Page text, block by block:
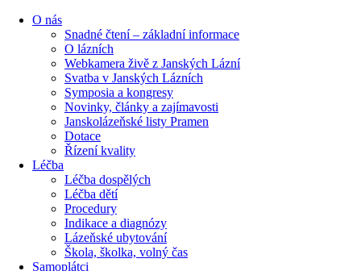
O nás
Snadné čtení – základní informace
O lázních
Webkamera živě z Janských Lázní
Svatba v Janských Lázních
Symposia a kongresy
Novinky, články a zajímavosti
Janskolázeňské listy Pramen
Dotace
Řízení kvality
Léčba
Léčba dospělých
Léčba dětí
Procedury
Indikace a diagnózy
Lázeňské ubytování
Škola, školka, volný čas
Samoplátci